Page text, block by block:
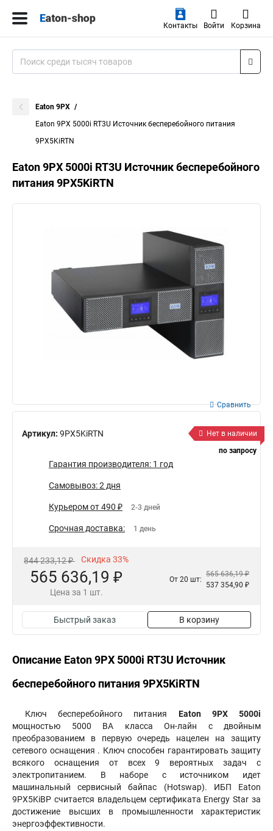
Контакты Войти Корзина
Eaton 9PX
Eaton 9PX 5000i RT3U Источник бесперебойного питания
9PX5KiRTN
Eaton 9PX 5000i RT3U Источник бесперебойного
питания 9PX5KiRTN
Артикул: 9PX5KiRTN
Сравнить
Нет в наличии
по запросу
Гарантия производителя: 1 год
Самовывоз: 2 дня
Курьером от 490 ₽ 2-3 дней
Срочная доставка: 1 день
844 233,12 ₽ Скидка 33%
565 636,19 ₽
Цена за 1 шт.
От 20 шт:
565 636,19 ₽
537 354,90 ₽
Быстрый заказ В корзину
Описание Eaton 9PX 5000i RT3U Источник
бесперебойного питания 9PX5KiRTN
Ключ бесперебойного питания Eaton 9PX 5000i
мощностью 5000 ВА класса Он-лайн c двойным
преобразованием в первую очередь нацелен на защиту
сетевого оснащения . Ключ способен гарантировать защиту
всякого оснащения от всех 9 вероятных задач с
электропитанием. В наборе с источником идет
машинальный сервисный байпас (Hotswap). ИБП Eaton
9PX5KiBP считается владельцем сертификата Energy Star за
достижение высших в промышленности характеристик
энергоэффективности.